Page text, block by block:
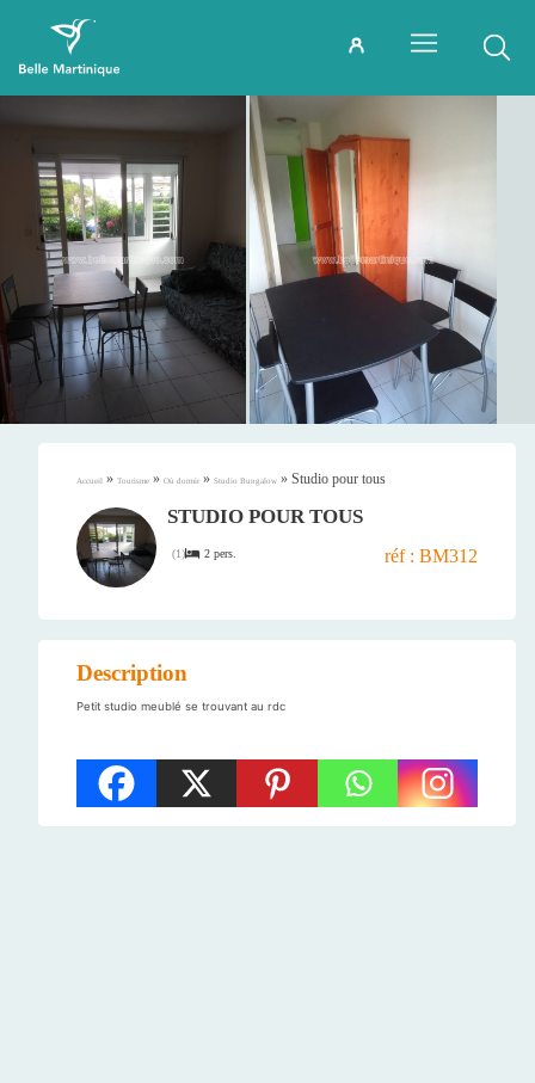
Accueil » Tourisme » Où dormir » Studio Bungalow » Studio pour tous
STUDIO POUR TOUS
(1) 2 pers. réf : BM312
Description
Petit studio meublé se trouvant au rdc